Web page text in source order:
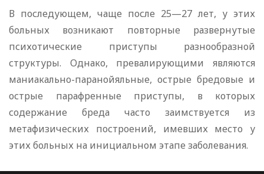
В последующем, чаще после 25—27 лет, у этих
больных возникают повторные развернутые
психотические приступы разнообразной
структуры. Однако, превалирующими являются
маниакально-паранойяльные, острые бредовые и
острые парафренные приступы, в которых
содержание бреда часто заимствуется из
метафизических построений, имевших место у
этих больных на инициальном этапе заболевания.